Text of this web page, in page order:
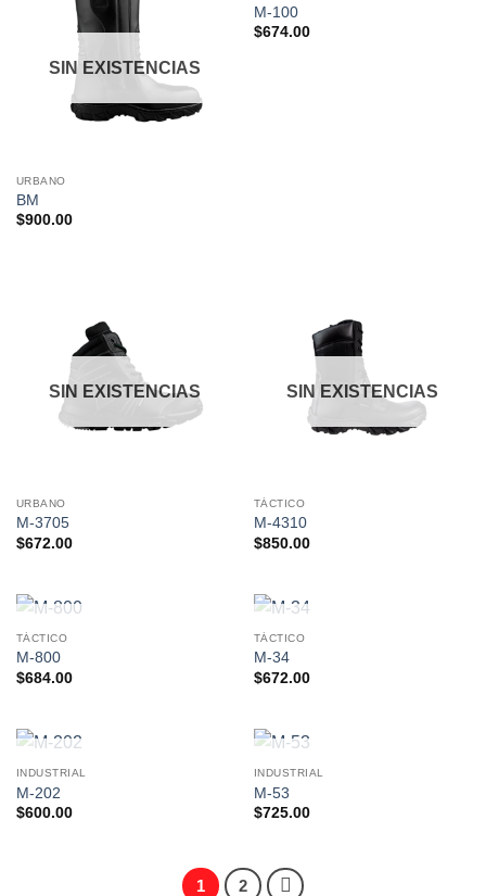
SIN EXISTENCIAS
URBANO
BM
$900.00
M-100
$674.00
SIN EXISTENCIAS
URBANO
M-3705
$672.00
SIN EXISTENCIAS
TÁCTICO
M-4310
$850.00
SIN EXISTENCIAS
TÁCTICO
M-800
$684.00
SIN EXISTENCIAS
TÁCTICO
M-34
$672.00
SIN EXISTENCIAS
INDUSTRIAL
M-202
$600.00
SIN EXISTENCIAS
INDUSTRIAL
M-53
$725.00
1 2